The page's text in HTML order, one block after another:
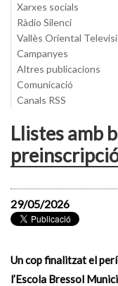
Xarxes socials
Ràdio Silenci
Vallès Oriental
Campanyes
Altres publicacions
Comunicació
Canals RSS
Llistes amb
29/05/2026
Un cop finalitzat el
l’Escola Bressol